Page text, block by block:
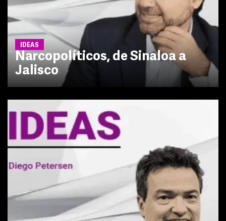
IDEAS
Narcopolíticos, de Sinaloa a
Jalisco